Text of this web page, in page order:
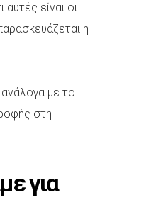
είναι οι
η
ανάλογα με το
στη
για